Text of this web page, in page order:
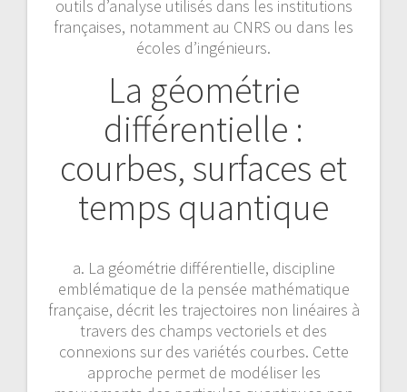
outils d’analyse utilisés dans les institutions
françaises, notamment au CNRS ou dans les
écoles d’ingénieurs.
La géométrie
différentielle :
courbes, surfaces et
temps quantique
a. La géométrie différentielle, discipline
emblématique de la pensée mathématique
française, décrit les trajectoires non linéaires à
travers des champs vectoriels et des
connexions sur des variétés courbes. Cette
approche permet de modéliser les